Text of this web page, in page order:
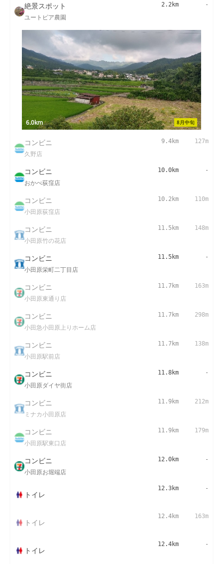
絶景スポット
ユートピア農園
2.2km -
8月中旬
6.0km
コンビニ
久野店
9.4km 127m
コンビニ
おかべ荻窪店
10.0km -
コンビニ
小田原荻窪店
10.2km 110m
コンビニ
小田原竹の花店
11.5km 148m
コンビニ
小田原栄町二丁目店
11.5km -
コンビニ
小田原東通り店
11.7km 163m
コンビニ
小田急小田原上りホーム店
11.7km 298m
コンビニ
小田原駅前店
11.7km 138m
コンビニ
小田原ダイヤ街店
11.8km -
コンビニ
ミナカ小田原店
11.9km 212m
コンビニ
小田原駅東口店
11.9km 179m
コンビニ
小田原お堀端店
12.0km -
トイレ
12.3km -
トイレ
12.4km 163m
トイレ
12.4km -